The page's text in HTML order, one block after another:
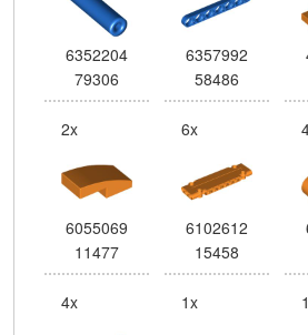
6352204
79306
6357992
58486
2x
6055069
11477
6x
6102612
15458
4x 1x